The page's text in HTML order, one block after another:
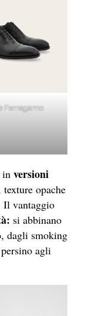
Ferragamo
in versioni
opache
Il vantaggio
si abbinano
dagli smoking
agli